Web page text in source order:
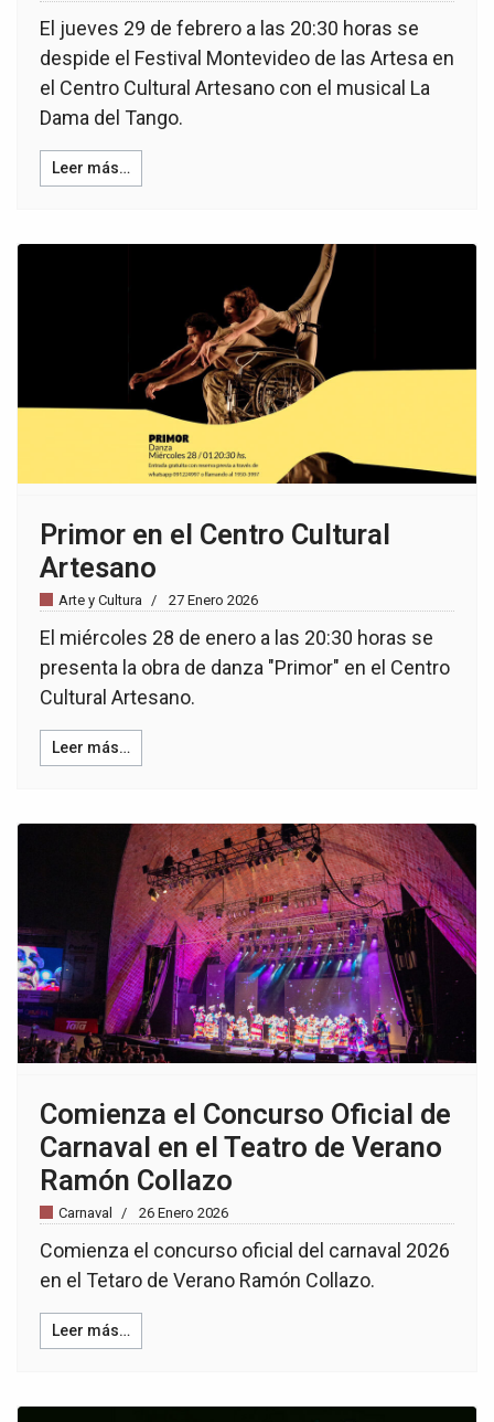
El jueves 29 de febrero a las 20:30 horas se
despide el Festival Montevideo de las Artesa en
el Centro Cultural Artesano con el musical La
Dama del Tango.
Leer más…
Primor en el Centro Cultural
Artesano
Arte y Cultura 27 Enero 2026
El miércoles 28 de enero a las 20:30 horas se
presenta la obra de danza "Primor" en el Centro
Cultural Artesano.
Leer más…
Comienza el Concurso Oficial de
Carnaval en el Teatro de Verano
Ramón Collazo
Carnaval 26 Enero 2026
Comienza el concurso oficial del carnaval 2026
en el Tetaro de Verano Ramón Collazo.
Leer más…